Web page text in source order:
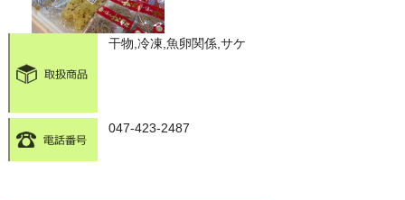
干物,冷凍,魚卵関係,サケ
047-423-2487